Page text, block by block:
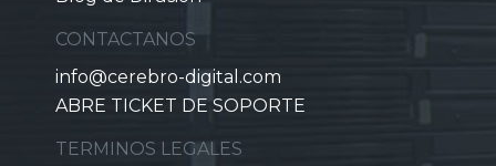
CONTACTANOS
info@cerebro-digital.com
ABRE TICKET DE SOPORTE
TERMINOS LEGALES